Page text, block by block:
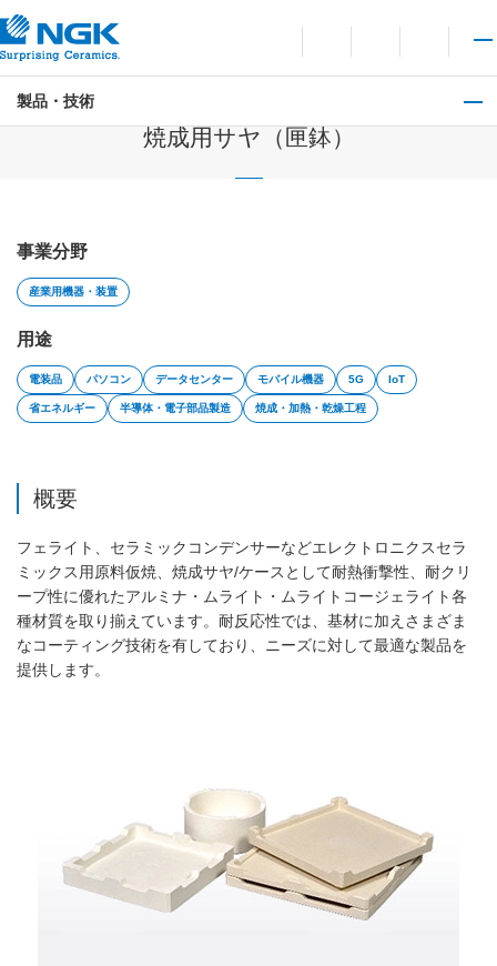
言語切り替えメニュー
サイト内検索を開
お問い合わせ
メイ
製品・技術
焼成用サヤ（匣鉢）
事業分野
産業用機器・装置
用途
電装品 パソコン データセンター モバイル機器 5G IoT
省エネルギー 半導体・電子部品製造 焼成・加熱・乾燥工程
概要
フェライト、セラミックコンデンサーなどエレクトロニクスセラ
ミックス用原料仮焼、焼成サヤ/ケースとして耐熱衝撃性、耐クリ
ープ性に優れたアルミナ・ムライト・ムライトコージェライト各
種材質を取り揃えています。耐反応性では、基材に加えさまざま
なコーティング技術を有しており、ニーズに対して最適な製品を
提供します。